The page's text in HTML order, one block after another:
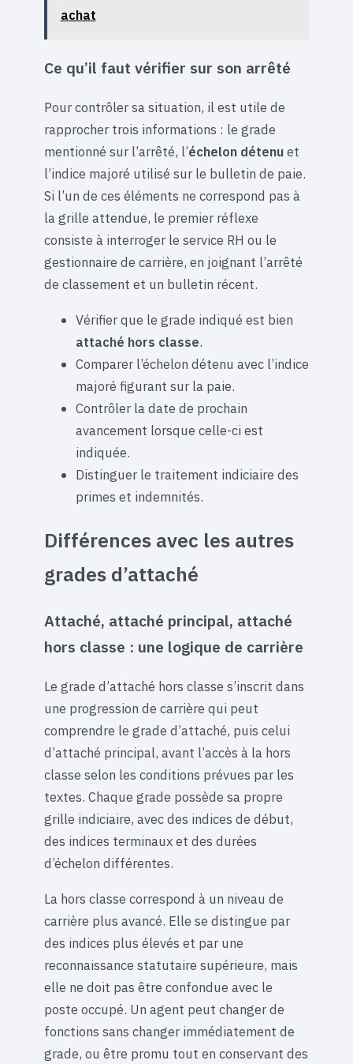
achat
Ce qu’il faut vérifier sur son arrêté
Pour contrôler sa situation, il est utile de
rapprocher trois informations : le grade
mentionné sur l’arrêté, l’échelon détenuet
l’indice majoré utilisé sur le bulletin de paie.
Si l’un de ces éléments ne correspond pas à
la grille attendue, le premier réflexe
consiste à interroger le service RH ou le
gestionnaire de carrière, en joignant l’arrêté
de classement et un bulletin récent.
Vérifier que le grade indiqué est bien
attaché hors classe.
Comparer l’échelon détenu avec l’indice
majoré figurant sur la paie.
Contrôler la date de prochain
avancement lorsque celle-ci est
indiquée.
Distinguer le traitement indiciaire des
primes et indemnités.
Différences avec les autres
grades d’attaché
Attaché, attaché principal, attaché
hors classe : une logique de carrière
Le grade d’attaché hors classe s’inscrit dans
une progression de carrière qui peut
comprendre le grade d’attaché, puis celui
d’attaché principal, avant l’accès à la hors
classe selon les conditions prévues par les
textes. Chaque grade possède sa propre
grille indiciaire, avec des indices de début,
des indices terminaux et des durées
d’échelon différentes.
La hors classe correspond à un niveau de
carrière plus avancé. Elle se distingue par
des indices plus élevés et par une
reconnaissance statutaire supérieure, mais
elle ne doit pas être confondue avec le
poste occupé. Un agent peut changer de
fonctions sans changer immédiatement de
grade, ou être promu tout en conservant des